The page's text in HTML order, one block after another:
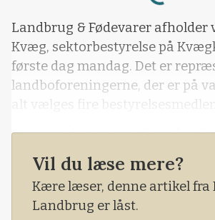
Landbrug & Fødevarer afholder
Kvæg, sektorbestyrelse på
første dag mandag. Det er
landboforeningerne, der er på
alt vælges fire
Stemmeafgivningen foregår i
hvor din stemmekode og
om mandagen ved valgbordet
kan stemme frem til kl. 16 på
smartphone, tablet eller pc. S
Vil du læse mere?
Kære læser, denne artikel fra
Landbrug er låst.